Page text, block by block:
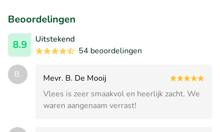
Beoordelingen
8.9
Uitstekend
54 beoordelingen
B.
Mevr. B. De Mooij
Vlees is zeer smaakvol en heerlijk zacht. We
waren aangenaam verrast!